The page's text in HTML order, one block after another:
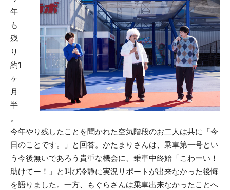
年
も
残
り
約1
ヶ
月
半
。
今年やり残したことを聞かれた空気階段のお二人は共に「今
日のことです。」と回答。かたまりさんは、乗車第一号とい
う今後無いであろう貴重な機会に、乗車中終始「こわーい！
助けてー！」と叫び冷静に実況リポートが出来なかった後悔
を語りました。一方、もぐらさんは乗車出来なかったことへ